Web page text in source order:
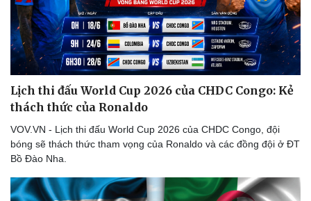
Lịch thi đấu World Cup 2026 của CHDC Congo: Kẻ
thách thức của Ronaldo
VOV.VN - Lịch thi đấu World Cup 2026 của CHDC Congo, đội
bóng sẽ thách thức tham vọng của Ronaldo và các đồng đội ở ĐT
Bồ Đào Nha.